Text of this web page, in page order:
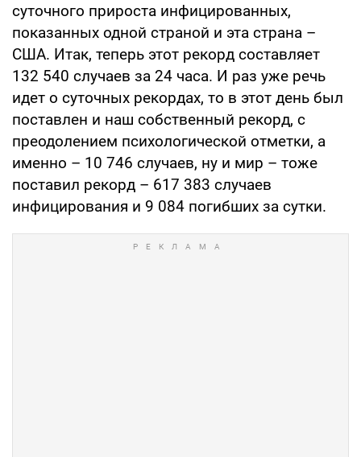
суточного прироста инфицированных,
показанных одной страной и эта страна –
США. Итак, теперь этот рекорд составляет
132 540 случаев за 24 часа. И раз уже речь
идет о суточных рекордах, то в этот день был
поставлен и наш собственный рекорд, с
преодолением психологической отметки, а
именно – 10 746 случаев, ну и мир – тоже
поставил рекорд – 617 383 случаев
инфицирования и 9 084 погибших за сутки.